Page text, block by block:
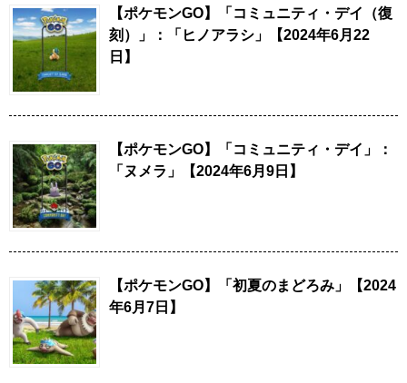
【ポケモンGO】「コミュニティ・デイ（復
刻）」：「ヒノアラシ」【2024年6月22
日】
【ポケモンGO】「コミュニティ・デイ」：
「ヌメラ」【2024年6月9日】
【ポケモンGO】「初夏のまどろみ」【2024
年6月7日】